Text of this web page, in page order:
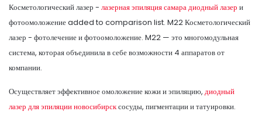
Косметологический лазер - лазерная эпиляция самара диодный лазер и
фотоомоложение added to comparison list. M22 Косметологический
лазер - фотолечение и фотоомоложение. M22 — это многомодульная
система, которая объединила в себе возможности 4 аппаратов от
компании.
Осуществляет эффективное омоложение кожи и эпиляцию, диодный
лазер для эпиляции новосибирсксосуды, пигментации и татуировки.